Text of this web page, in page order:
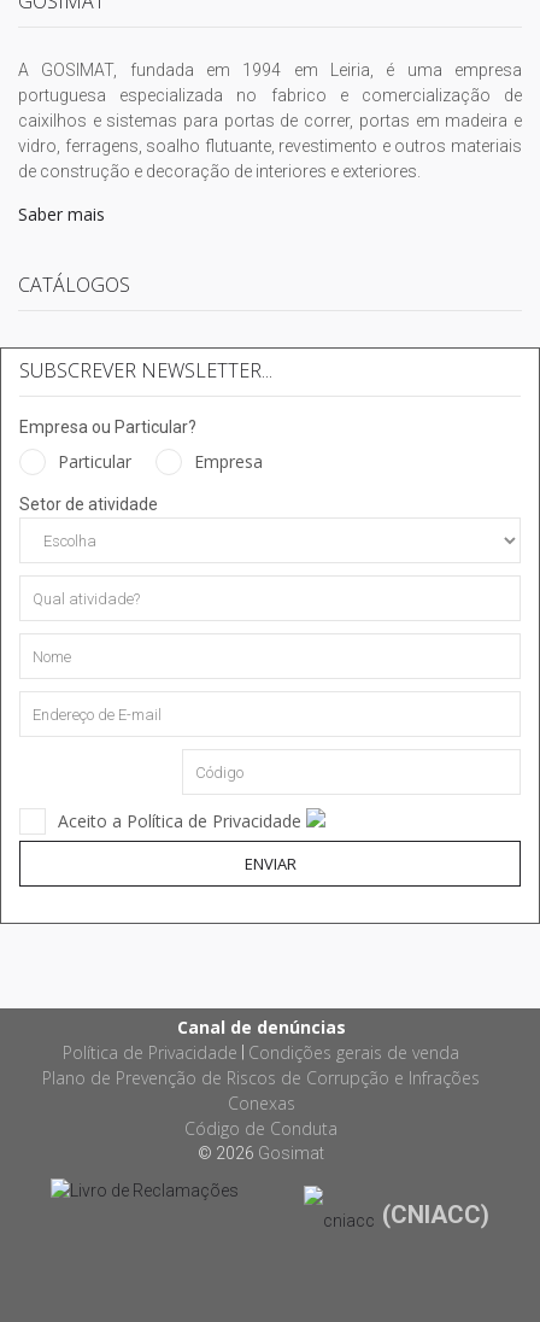
A GOSIMAT, fundada em 1994 em Leiria, é uma empresa
portuguesa especializada no fabrico e comercialização de
caixilhos e sistemas para portas de correr, portas em madeira e
vidro, ferragens, soalho flutuante, revestimento e outros materiais
de construção e decoração de interiores e exteriores.
Saber mais
CATÁLOGOS
SUBSCREVER NEWSLETTER...
Empresa ou Particular?
Particular Empresa
Setor de atividade
Aceito a Política de Privacidade
ENVIAR
Canal de denúncias
Política de Privacidade Condições gerais de venda
Plano de Prevenção de Riscos de Corrupção e Infrações
Conexas
Código de Conduta
© 2026 Gosimat
(CNIACC)